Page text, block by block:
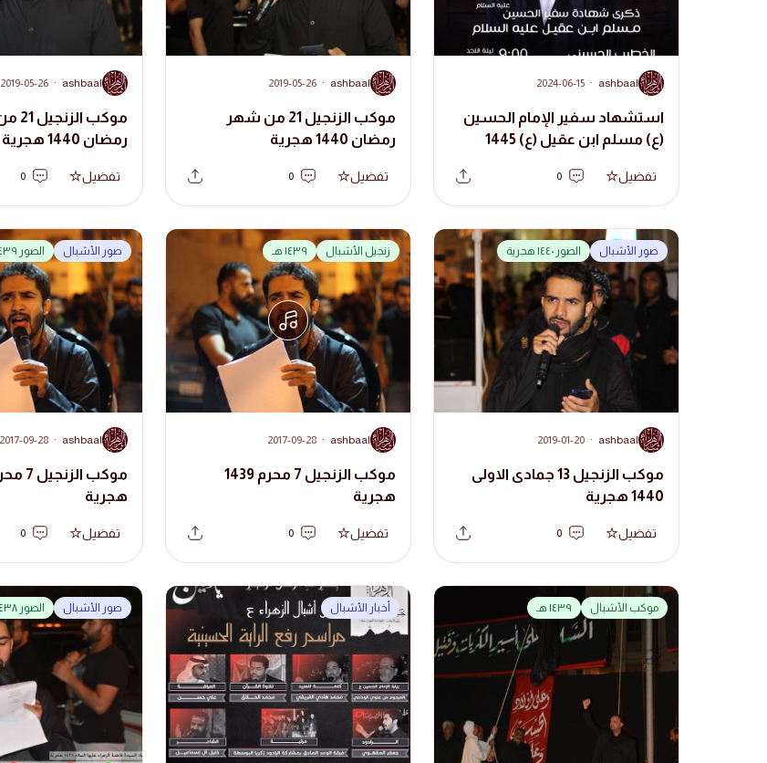
A
ashbaal
·
2024-06-15
استشهاد سفير الإمام الحسين
(ع) مسلم ابن عقيل (ع) 1445
تفضيل 0
A
ashbaal
·
2019-05-26
موكب الزنجيل 21 من شهر
رمضان 1440 هجرية
تفضيل 0
A
ashbaal
·
2019-05-26
موكب
رمضان 1440 هجرية
تفضيل 0
صور الأشبال الصور ١٤٤٠ هجرية
A
ashbaal
·
2019-01-20
موكب الزنجيل 13 جمادى الاولى
1440 هجرية
تفضيل 0
زنجيل الأشبال ١٤٣٩ هـ
A
ashbaal
·
2017-09-28
موكب الزنجيل 7 محرم 1439
هجرية
تفضيل 0
صور الأشبال الصور ١٤٣٩ هجرية
A
ashbaal
·
2017-09-28
هجرية
تفضيل 0
موكب الأشبال ١٤٣٩ هـ أخبار الأشبال صور الأشبال الصور ١٤٣٨ هجرية